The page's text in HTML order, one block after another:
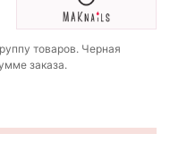
товаров. Черная
заказа.